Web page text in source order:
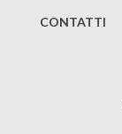
CONTATTI